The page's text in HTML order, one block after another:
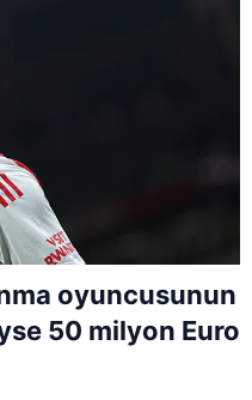
oyuncusunun
50 milyon Euro